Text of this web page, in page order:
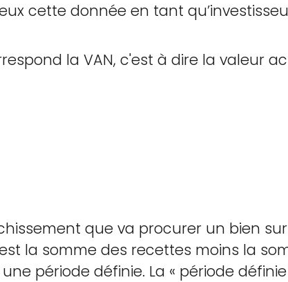
cette donnée en tant
la VAN, c'est à dire la valeur
que va procurer un bien
la somme des recettes moins la
période définie. La « période